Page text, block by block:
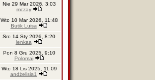
Nie 29 Mar 2026, 3:03
mczay
Wto 10 Mar 2026, 11:48
Butik Luisa
Sro 14 Sty 2026, 8:20
lenkaa
Pon 8 Gru 2025, 9:10
Polomai
Wto 18 Lis 2025, 11:09
andżelisia1